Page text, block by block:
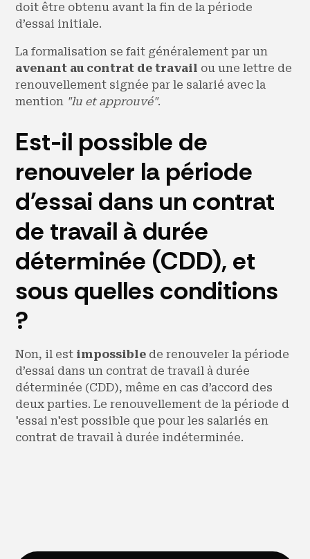
doit être obtenu avant la fin de la période
d’essai initiale.
La formalisation se fait généralement par un
avenant au contrat de travail ou une lettre de
renouvellement signée par le salarié avec la
mention "lu et approuvé".
Est-il possible de
renouveler la période
d'essai dans un contrat
de travail à durée
déterminée (CDD), et
sous quelles conditions
?
Non, il est impossible de renouveler la période
d’essai dans un contrat de travail à durée
déterminée (CDD), même en cas d’accord des
deux parties. Le renouvellement de la période d
'essai n'est possible que pour les salariés en
contrat de travail à durée indéterminée.